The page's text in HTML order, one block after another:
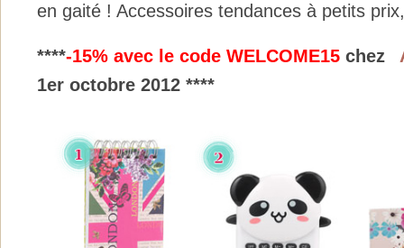
en gaité ! Accessoires tendances à petits
****-15% avec le code WELCOME15 chez
1er octobre 2012 ****